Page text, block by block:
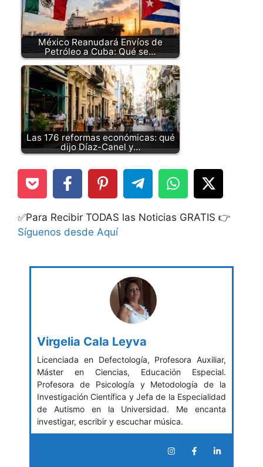
México Reanudará Envíos de
Petróleo a Cuba: Qué se…
Las 176 reformas económicas: qué
dijo Díaz-Canel y…
✅Para Recibir TODAS las Noticias GRATIS 👉
Síguenos desde Aquí
Virgelia Cala Leyva
Licenciada en Defectología, Profesora Auxiliar,
Máster en Ciencias, Educación Especial.
Profesora de Psicología y Metodología de la
Investigación Científica y Jefa de la Especialidad
de Autismo en la Universidad. Me encanta
investigar, escribir y escuchar música.